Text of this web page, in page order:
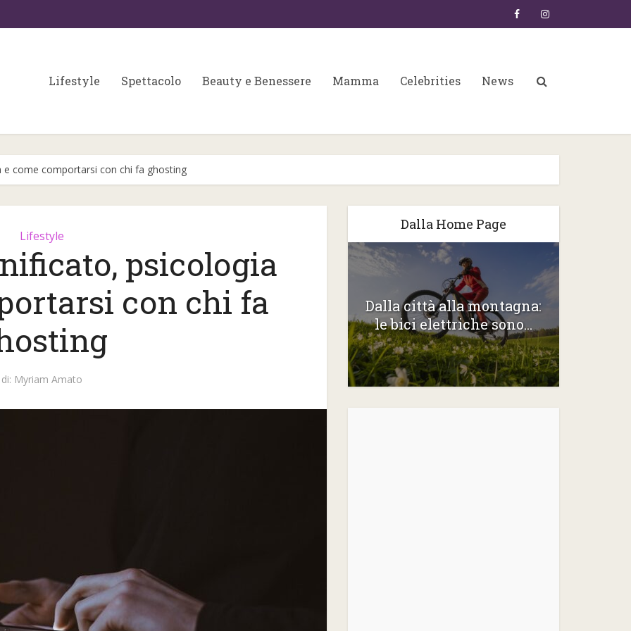
Lifestyle Spettacolo Beauty e Benessere Mamma Celebrities News
e come comportarsi con chi fa ghosting
Lifestyle
psicologia
con chi fa
di: Myriam Amato
Dalla Home Page
per
skin care
Colori matrimonio 2026:
partecipazioni e
wedding...
Dalla città alla montagna:
le bici elettriche sono...